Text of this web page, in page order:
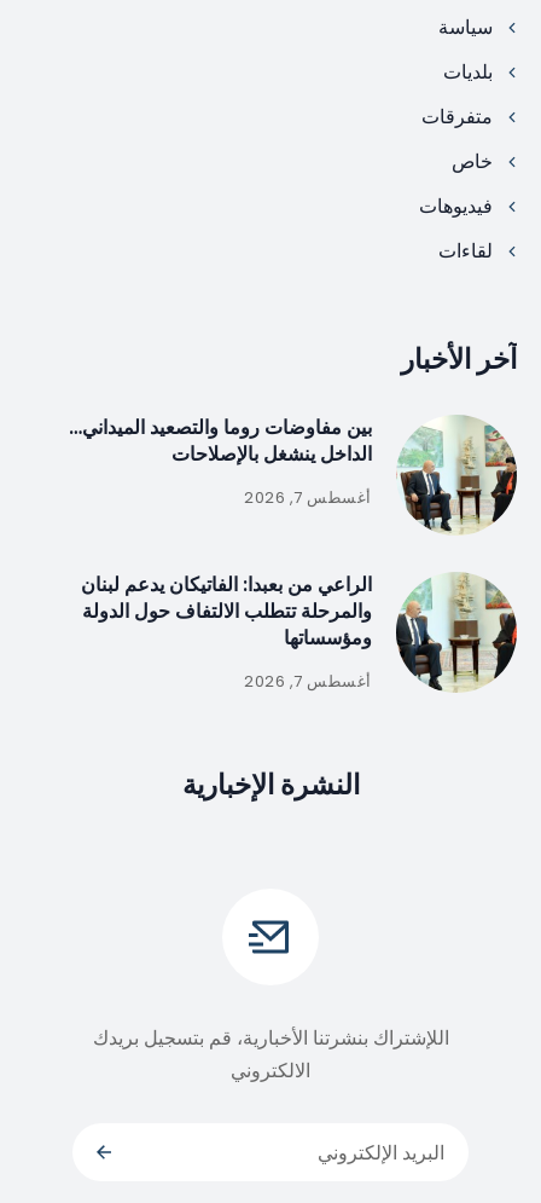
سياسة
بلديات
متفرقات
خاص
فيديوهات
لقاءات
آخر الأخبار
بين مفاوضات روما والتصعيد الميداني…
الداخل ينشغل بالإصلاحات
أغسطس 7, 2026
الراعي من بعبدا: الفاتيكان يدعم لبنان
والمرحلة تتطلب الالتفاف حول الدولة
ومؤسساتها
أغسطس 7, 2026
النشرة الإخبارية
اللإشتراك بنشرتنا الأخبارية، قم بتسجيل بريدك
الالكتروني